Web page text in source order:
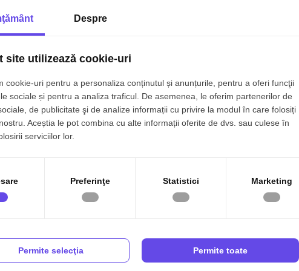
Pipera
1 baie 70mp Etaj 5/7
Straulesti 265.000€
Despre
site utilizează cookie-uri
cookie-uri pentru a personaliza conținutul și anunțurile, pentru a oferi funcţii
sociale și pentru a analiza traficul. De asemenea, le oferim partenerilor de
de publicitate şi de analize informații cu privire la modul în care folosiți
Aceștia le pot combina cu alte informații oferite de dvs. sau culese în
serviciilor lor.
Preferinţe Statistici Marketing
Permite selecţia Permite toate